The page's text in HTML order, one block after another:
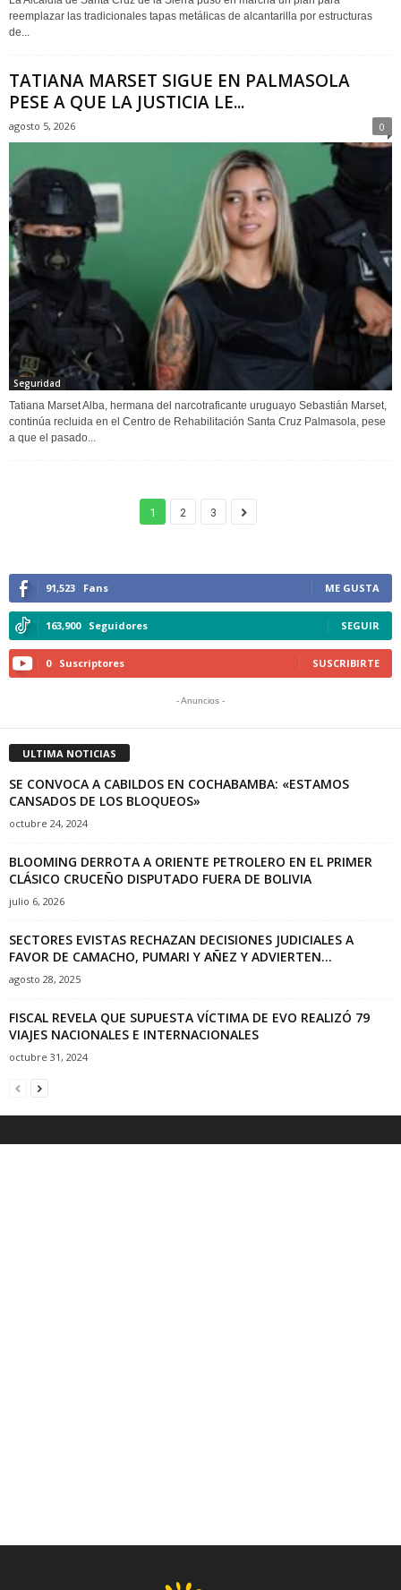
reemplazar las tradicionales tapas metálicas de alcantarilla por estructuras
de...
TATIANA MARSET SIGUE EN PALMASOLA
PESE A QUE LA JUSTICIA LE...
agosto 5, 2026 0
Seguridad
Tatiana Marset Alba, hermana del narcotraficante uruguayo Sebastián Marset,
continúa recluida en el Centro de Rehabilitación Santa Cruz Palmasola, pese
a que el pasado...
1 2 3
91,523 Fans ME GUSTA
163,900 Seguidores SEGUIR
0 Suscriptores SUSCRIBIRTE
- Anuncios -
ULTIMA NOTICIAS
SE CONVOCA A CABILDOS EN COCHABAMBA: «ESTAMOS
CANSADOS DE LOS BLOQUEOS»
octubre 24, 2024
BLOOMING DERROTA A ORIENTE PETROLERO EN EL PRIMER
CLÁSICO CRUCEÑO DISPUTADO FUERA DE BOLIVIA
julio 6, 2026
SECTORES EVISTAS RECHAZAN DECISIONES JUDICIALES A
FAVOR DE CAMACHO, PUMARI Y AÑEZ Y ADVIERTEN...
agosto 28, 2025
FISCAL REVELA QUE SUPUESTA VÍCTIMA DE EVO REALIZÓ 79
VIAJES NACIONALES E INTERNACIONALES
octubre 31, 2024